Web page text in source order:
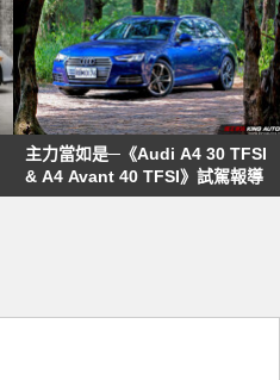
主力當如是─《Audi A4 30 TFSI
& A4 Avant 40 TFSI》試駕報導